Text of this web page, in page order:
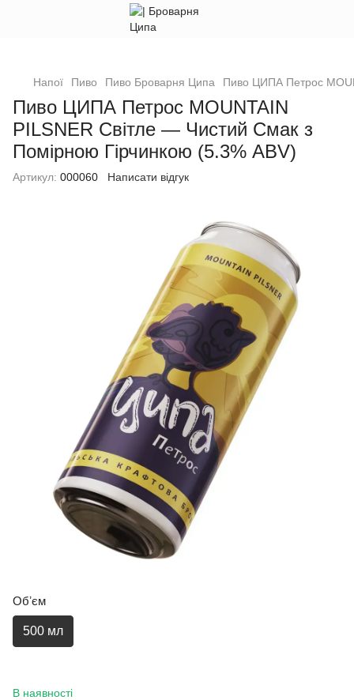
Напої Пиво Пиво Броварня Ципа Пиво ЦИПА Петрос
Пиво ЦИПА Петрос MOUNTAIN
PILSNER Світле — Чистий Смак з
Помірною Гірчинкою (5.3% ABV)
Артикул: 000060 Написати відгук
Обʼєм
500 мл
В наявності